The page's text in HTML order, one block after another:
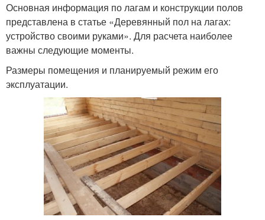
Основная информация по лагам и конструкции полов
представлена в статье «Деревянный пол на лагах:
устройство своими руками». Для расчета наиболее
важны следующие моменты.
Размеры помещения и планируемый режим его
эксплуатации.